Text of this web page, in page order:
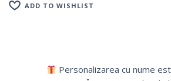
ADD TO WISHLIST
Personalizarea cu nume